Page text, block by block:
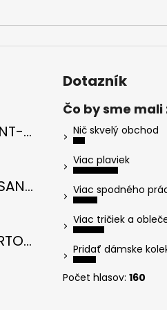
Cavicchi SAINT-TROPEZ Electric Blue di RICCI
je 5 z 5 hviezdičiek.
Cavicchi MESANTO SANTORINI Oil Green di ROMANO
je 5 z 5 hviezdičiek.
Cavicchi PORTOFINO Midnight Black di RICCI
je 5 z 5 hviezdičiek.
Dotazník
Čo by sme
Nič skvelý obchod
Viac plaviek
Viac spodného
Viac tričiek a
Pridať dámske
Počet hlasov: 160